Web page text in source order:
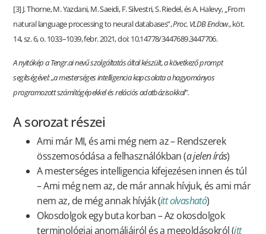
[3] J. Thorne, M. Yazdani, M. Saeidi, F. Silvestri, S. Riedel, és A. Halevy, „From
natural language processing to neural databases”,Proc. VLDB Endow., köt.
14, sz. 6, o. 1033–1039, febr. 2021, doi: 10.14778/3447689.3447706.
A nyitókép a Tengr.ai nevű szolgáltatás által készült, a következő prompt
segítségével: „a mesterséges intelligencia kapcsolata a hagyományos
programozott számítógépekkel és relációs adatbázisokkal”.
A sorozat részei
Ami már MI, és ami még nem az – Rendszerek
összemosódása a felhasználókban (a jelen írás)
A mesterséges intelligencia kifejezésen innen és túl
– Ami még nem az, de már annak hívjuk, és ami már
nem az, de még annak hívják (itt olvasható)
Okosdolgok egy buta korban – Az okosdolgok
terminológiai anomáliáiról és a megoldásokról (itt